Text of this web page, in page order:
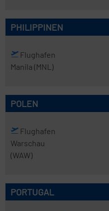
PHILIPPINEN
Flughafen
Manila (MNL)
POLEN
Flughafen
Warschau
(WAW)
PORTUGAL